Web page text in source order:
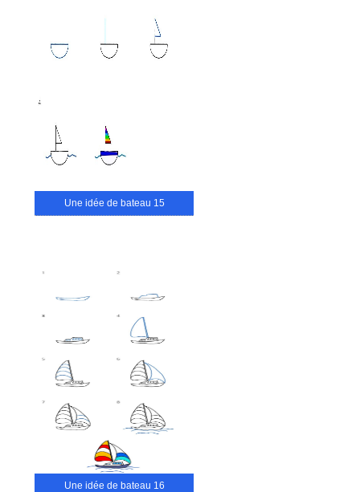
Une idée de bateau 15
Une idée de bateau 16